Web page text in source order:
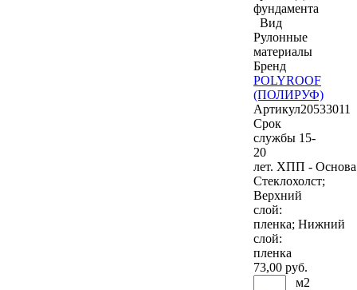
фундамента
Вид
Рулонные
материалы
Бренд
POLYROOF
(ПОЛИРУФ)
Артикул20533011
Срок
службы 15-
20
лет. ХПП -
Стеклохолст;
Верхний
слой:
пленка; Нижний
слой:
пленка
73,00 руб.
м2